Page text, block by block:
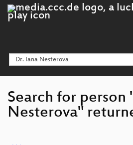
Search for person
Nesterova"